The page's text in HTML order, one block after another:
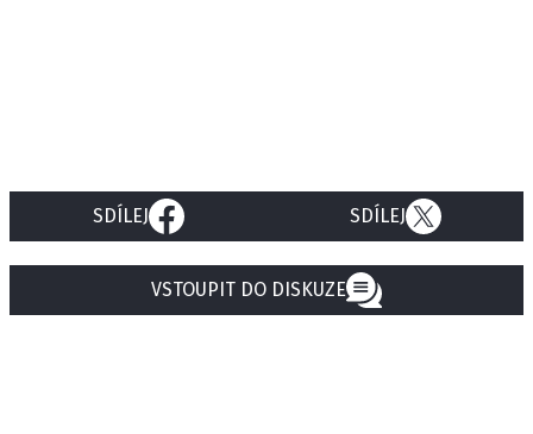
SDÍLEJ SDÍLEJ
VSTOUPIT DO DISKUZE